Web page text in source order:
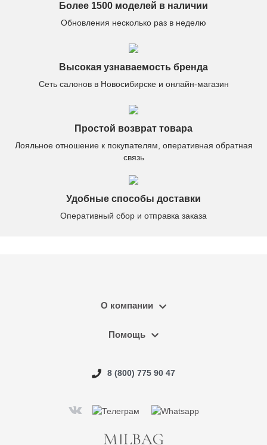
Более 1500 моделей в наличии
Обновления несколько раз в неделю
Высокая узнаваемость бренда
Сеть салонов в Новосибирске и онлайн-магазин
Простой возврат товара
Лояльное отношение к покупателям, оперативная обратная
связь
Удобные способы доставки
Оперативный сбор и отправка заказа
О компании
Помощь
8 (800) 775 90 47